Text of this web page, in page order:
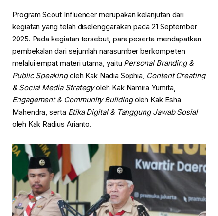
Program Scout Influencer merupakan kelanjutan dari
kegiatan yang telah diselenggarakan pada 21 September
2025. Pada kegiatan tersebut, para peserta mendapatkan
pembekalan dari sejumlah narasumber berkompeten
melalui empat materi utama, yaitu Personal Branding &
Public Speakingoleh Kak Nadia Sophia, Content Creating
& Social Media Strategyoleh Kak Namira Yumita,
Engagement & Community Buildingoleh Kak Esha
Mahendra, serta Etika Digital & Tanggung Jawab Sosial
oleh Kak Radius Arianto.